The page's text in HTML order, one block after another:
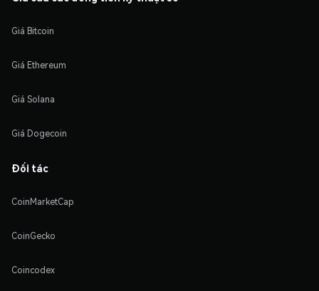
Giá Bitcoin
Giá Ethereum
Giá Solana
Giá Dogecoin
Đối tác
CoinMarketCap
CoinGecko
Coincodex